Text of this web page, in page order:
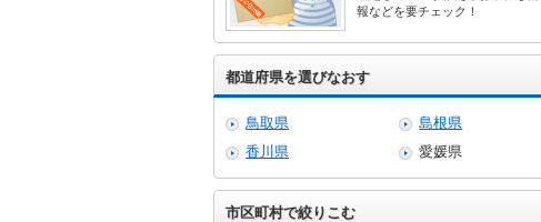
報などを要チェック！
都道府県を選びなおす
鳥取県 島根県
香川県
愛媛県
市区町村で絞りこむ